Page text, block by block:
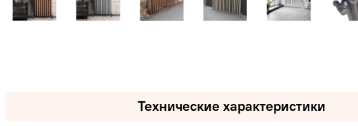
Технические характеристики